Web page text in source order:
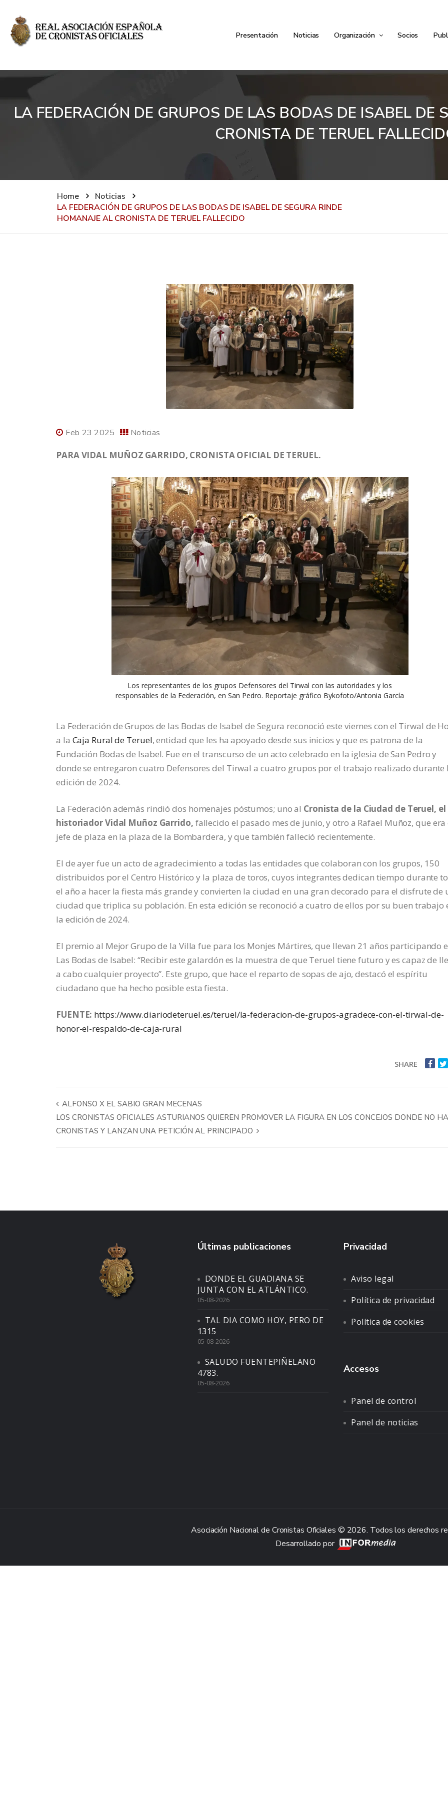
Presentación Noticias Organización Socios
LA FEDERACIÓN DE GRUPOS DE LAS BODAS DE ISABEL DE
CRONISTA DE TERUEL
Home
Noticias
LA FEDERACIÓN DE GRUPOS DE LAS BODAS DE ISABEL DE SEGURA RINDE
HOMANAJE AL CRONISTA DE TERUEL FALLECIDO
Feb 23 2025 Noticias
PARA VIDAL MUÑOZ GARRIDO, CRONISTA OFICIAL DE TERUEL.
Los representantes de los grupos Defensores del Tirwal con las autoridades y los
responsables de la Federación, en San Pedro. Reportaje gráfico Bykofoto/Antonia García
La Federación de Grupos de las Bodas de Isabel de Segura reconoció este viernes con el Tirwal de
a la Caja Rural de Teruel, entidad que les ha apoyado desde sus inicios y que es patrona de la
Fundación Bodas de Isabel. Fue en el transcurso de un acto celebrado en la iglesia de San Pedro y
donde se entregaron cuatro Defensores del Tirwal a cuatro grupos por el trabajo realizado durante
edición de 2024.
La Federación además rindió dos homenajes póstumos; uno al Cronista de la Ciudad de Teruel, el
historiador Vidal Muñoz Garrido, fallecido el pasado mes de junio, y otro a Rafael Muñoz, que era
jefe de plaza en la plaza de la Bombardera, y que también falleció recientemente.
El de ayer fue un acto de agradecimiento a todas las entidades que colaboran con los grupos, 150
distribuidos por el Centro Histórico y la plaza de toros, cuyos integrantes dedican tiempo durante
el año a hacer la fiesta más grande y convierten la ciudad en una gran decorado para el disfrute de
ciudad que triplica su población. En esta edición se reconoció a cuatro de ellos por su buen trabajo
la edición de 2024.
El premio al Mejor Grupo de la Villa fue para los Monjes Mártires, que llevan 21 años participando
Las Bodas de Isabel: “Recibir este galardón es la muestra de que Teruel tiene futuro y es capaz de
a cabo cualquier proyecto”. Este grupo, que hace el reparto de sopas de ajo, destacó el espíritu
ciudadano que ha hecho posible esta fiesta.
FUENTE: https://www.diariodeteruel.es/teruel/la-federacion-de-grupos-agradece-con-el-tirwal-de-
honor-el-respaldo-de-caja-rural
SHARE
ALFONSO X EL SABIO GRAN MECENAS
LOS CRONISTAS OFICIALES ASTURIANOS QUIEREN PROMOVER LA FIGURA EN LOS CONCEJOS DONDE NO
CRONISTAS Y LANZAN UNA PETICIÓN AL PRINCIPADO
Últimas publicaciones
DONDE EL GUADIANA SE
JUNTA CON EL ATLÁNTICO.
05-08-2026
TAL DIA COMO HOY, PERO DE
1315
05-08-2026
SALUDO FUENTEPIÑELANO
4783.
05-08-2026
Privacidad
Aviso legal
Política de privacidad
Política de cookies
Accesos
Panel de control
Panel de noticias
Asociación Nacional de Cronistas Oficiales © 2026. Todos los derechos
Desarrollado por